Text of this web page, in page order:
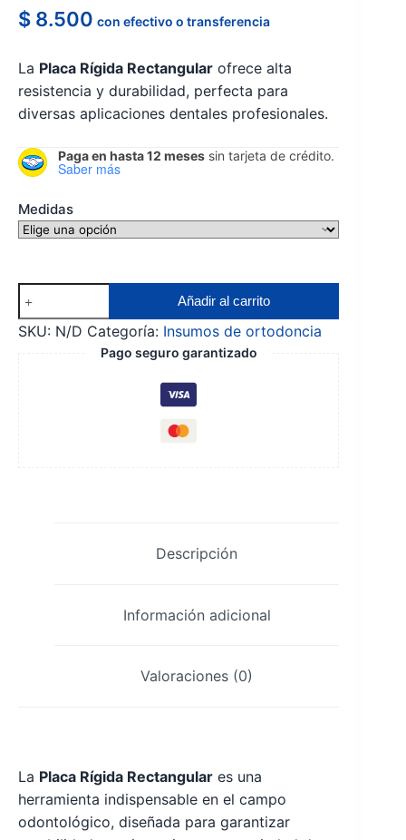
de
desde
$ 9.350
hasta
$ 8.500 con efectivo o transferencia
La Placa Rígida Rectangular ofrece alta
resistencia y durabilidad, perfecta para
diversas aplicaciones dentales profesionales.
Paga en hasta 12 meses sin tarjeta de crédito.
Saber más
Medidas
rigida
bioart
Añadir al carrito
SKU: N/D Categoría: Insumos de ortodoncia
Pago seguro garantizado
Descripción
Información adicional
Valoraciones (0)
La Placa Rígida Rectangular es una
herramienta indispensable en el campo
odontológico, diseñada para garantizar